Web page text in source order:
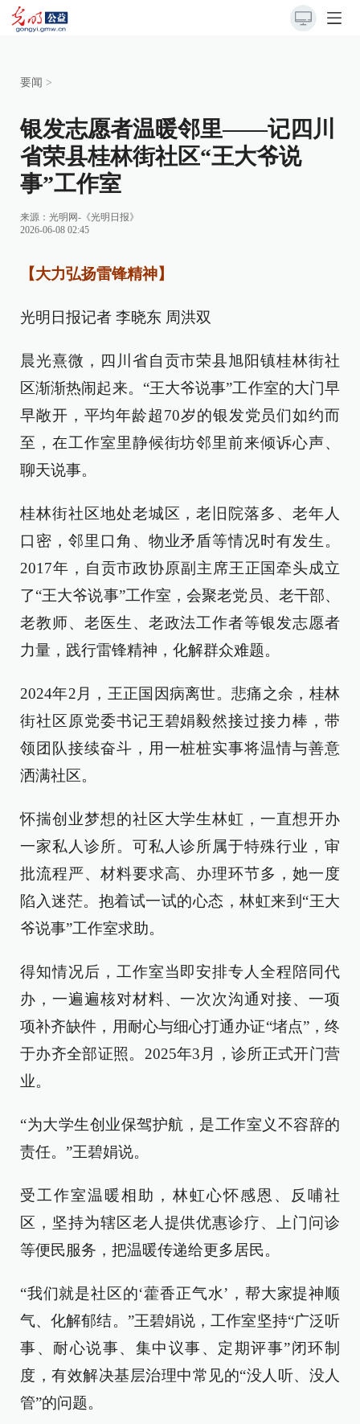
要闻 >
银发志愿者温暖邻里——记四川
省荣县桂林街社区“王大爷说
事”工作室
来源： 光明网-《光明日报》
2026-06-08 02:45
【大力弘扬雷锋精神】
光明日报记者 李晓东 周洪双
晨光熹微，四川省自贡市荣县旭阳镇桂林街社
区渐渐热闹起来。“王大爷说事”工作室的大门早
早敞开，平均年龄超70岁的银发党员们如约而
至，在工作室里静候街坊邻里前来倾诉心声、
聊天说事。
桂林街社区地处老城区，老旧院落多、老年人
口密，邻里口角、物业矛盾等情况时有发生。
2017年，自贡市政协原副主席王正国牵头成立
了“王大爷说事”工作室，会聚老党员、老干部、
老教师、老医生、老政法工作者等银发志愿者
力量，践行雷锋精神，化解群众难题。
2024年2月，王正国因病离世。悲痛之余，桂林
街社区原党委书记王碧娟毅然接过接力棒，带
领团队接续奋斗，用一桩桩实事将温情与善意
洒满社区。
怀揣创业梦想的社区大学生林虹，一直想开办
一家私人诊所。可私人诊所属于特殊行业，审
批流程严、材料要求高、办理环节多，她一度
陷入迷茫。抱着试一试的心态，林虹来到“王大
爷说事”工作室求助。
得知情况后，工作室当即安排专人全程陪同代
办，一遍遍核对材料、一次次沟通对接、一项
项补齐缺件，用耐心与细心打通办证“堵点”，终
于办齐全部证照。2025年3月，诊所正式开门营
业。
“为大学生创业保驾护航，是工作室义不容辞的
责任。”王碧娟说。
受工作室温暖相助，林虹心怀感恩、反哺社
区，坚持为辖区老人提供优惠诊疗、上门问诊
等便民服务，把温暖传递给更多居民。
“我们就是社区的‘藿香正气水’，帮大家提神顺
气、化解郁结。”王碧娟说，工作室坚持“广泛听
事、耐心说事、集中议事、定期评事”闭环制
度，有效解决基层治理中常见的“没人听、没人
管”的问题。